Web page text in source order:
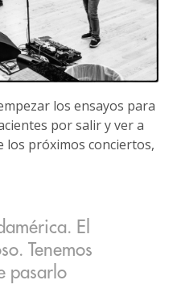
los ensayos para
por salir y ver a
los próximos conciertos,
El
Tenemos
pasarlo